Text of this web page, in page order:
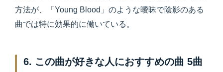
方法が、「Young Blood」のような曖昧で陰影のある
曲では特に効果的に働いている。
6. この曲が好きな人におすすめの曲 5曲